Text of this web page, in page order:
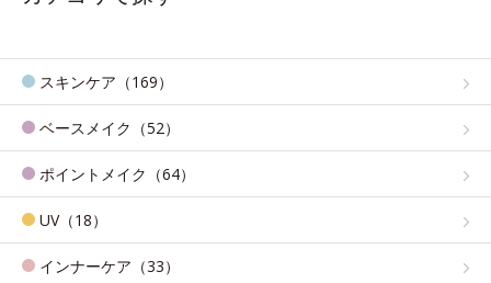
スキンケア（169）
ベースメイク（52）
ポイントメイク（64）
UV（18）
インナーケア（33）